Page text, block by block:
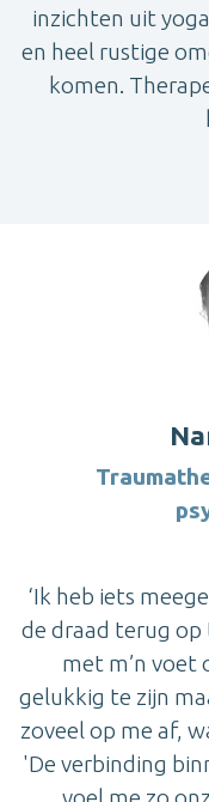
inzichten uit
en heel rustige
komen.
‘Ik heb iets
de draad terug op
met m’n voet
gelukkig te zijn
zoveel op me af,
'De verbinding